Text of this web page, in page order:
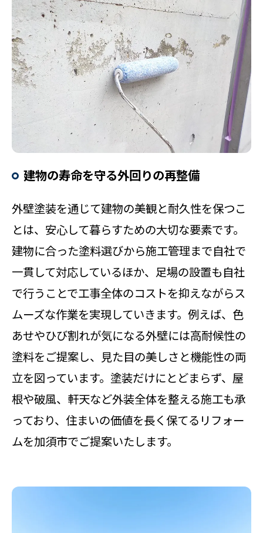
建物の寿命を守る外回りの再整備
外壁塗装を通じて建物の美観と耐久性を保つこ
とは、安心して暮らすための大切な要素です。
建物に合った塗料選びから施工管理まで自社で
一貫して対応しているほか、足場の設置も自社
で行うことで工事全体のコストを抑えながらス
ムーズな作業を実現していきます。例えば、色
あせやひび割れが気になる外壁には高耐候性の
塗料をご提案し、見た目の美しさと機能性の両
立を図っています。塗装だけにとどまらず、屋
根や破風、軒天など外装全体を整える施工も承
っており、住まいの価値を長く保てるリフォー
ムを加須市でご提案いたします。